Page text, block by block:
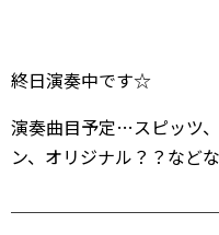
東キャンパ
終日演奏中です☆
演奏曲目予定…スピッツ
ン、オリジナル？？など